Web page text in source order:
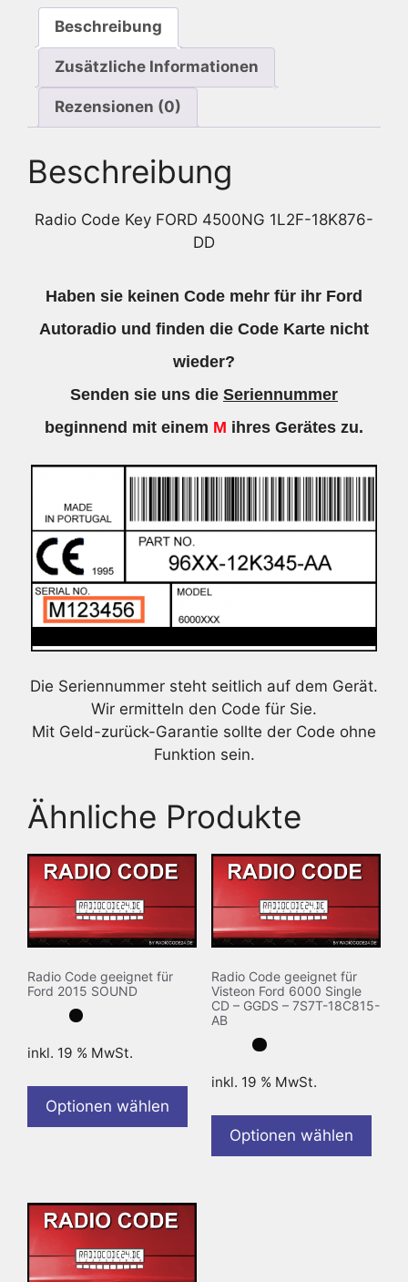
Menge
Beschreibung
Zusätzliche Informationen
Rezensionen (0)
Beschreibung
Radio Code Key FORD 4500NG 1L2F-18K876-
DD
Haben sie keinen Code mehr für ihr Ford
Autoradio und finden die Code Karte nicht
wieder?
Senden sie uns die Seriennummer
beginnend mit einem M ihres Gerätes zu.
Die Seriennummer steht seitlich auf dem Gerät.
Wir ermitteln den Code für Sie.
Mit Geld-zurück-Garantie sollte der Code ohne
Funktion sein.
Ähnliche Produkte
Radio Code geeignet für
Ford 2015 SOUND
inkl. 19 % MwSt.
Optionen wählen
Radio Code geeignet für
Visteon Ford 6000 Single
CD – GGDS – 7S7T-18C815-
AB
inkl. 19 % MwSt.
Optionen wählen